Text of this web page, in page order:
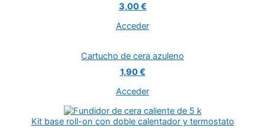
3,00 €
Acceder
Cartucho de cera azuleno
1,90 €
Acceder
Kit base roll-on con doble calentador y termostato